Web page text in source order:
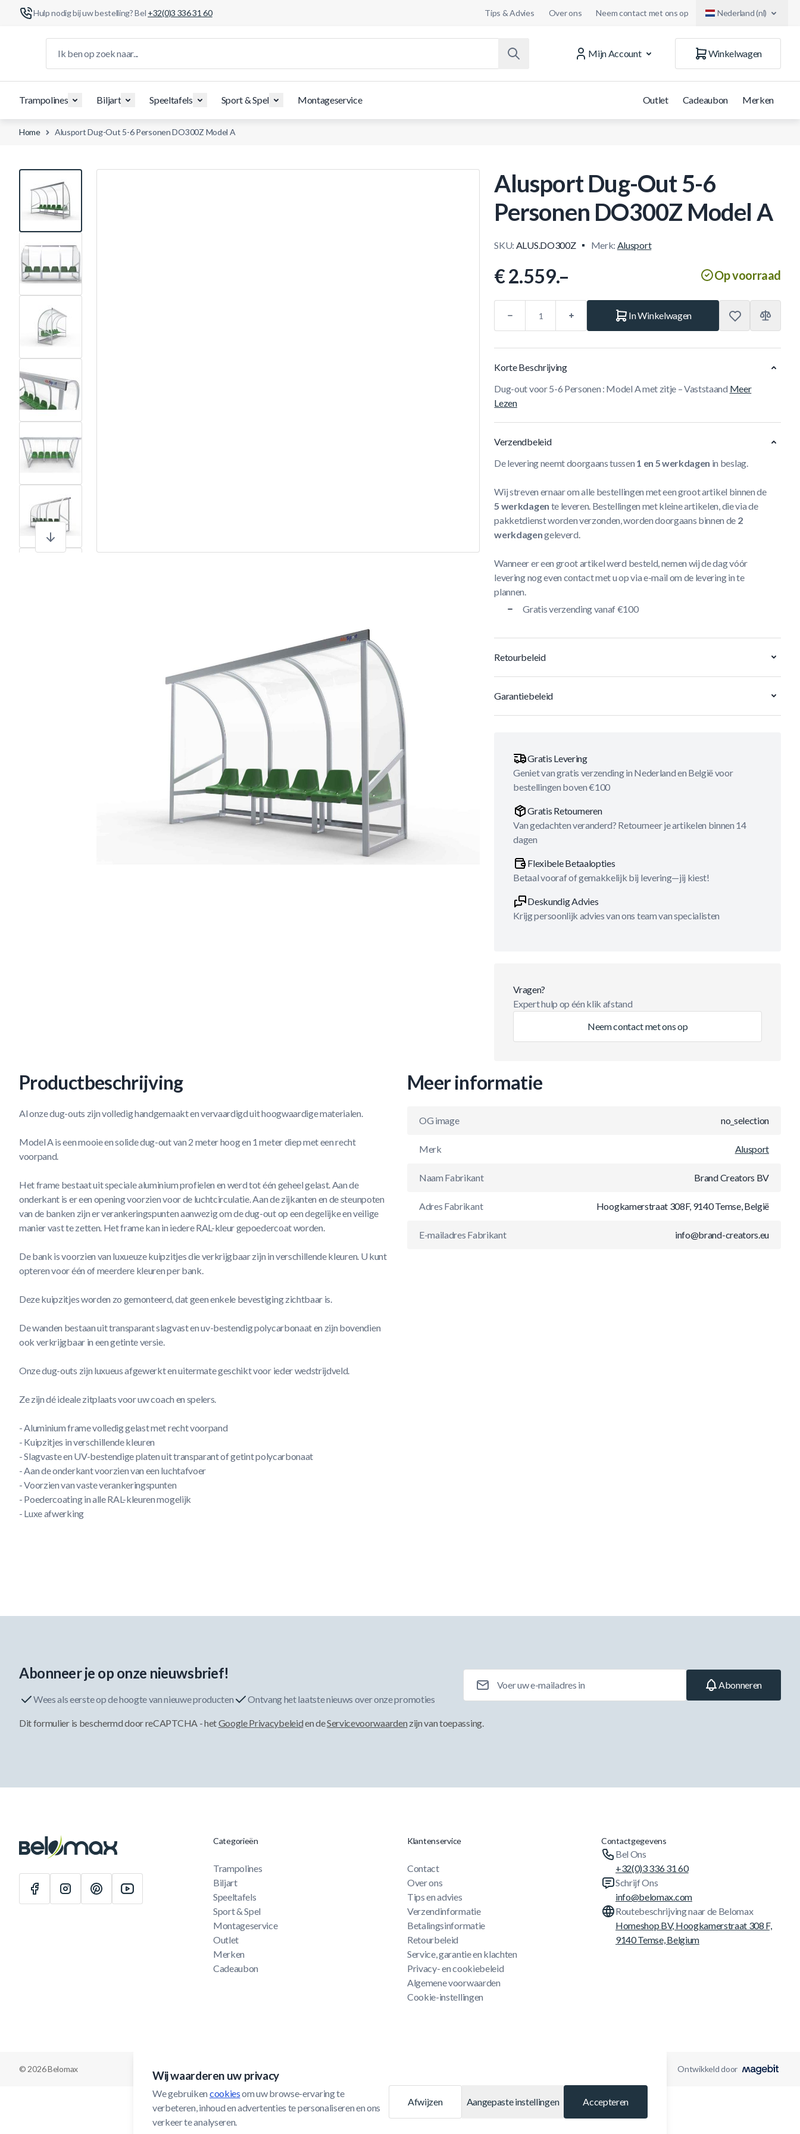
Hulp nodig bij uw bestelling? Bel +32(0)3 336 31 60 Tips & Advies Over ons Neem contact met ons op Nederland (nl)
Mijn Account
Winkelwagen
Trampolines Biljart Speeltafels Sport & Spel Montageservice Outlet Cadeaubon Merken
Home Alusport Dug-Out 5-6 Personen DO300Z Model A
View larger image
View larger image
Alusport Dug-Out 5-6
Personen DO300Z Model A
SKU: ALUS.DO300Z Merk: Alusport
€ 2.559.– Op voorraad
In Winkelwagen
Korte Beschrijving
Dug-out voor 5-6 Personen : Model A met zitje – Vaststaand Meer
Lezen
Verzendbeleid
De levering neemt doorgaans tussen 1 en 5 werkdagen in beslag.
Wij streven ernaar om alle bestellingen met een groot artikel binnen de
5 werkdagen te leveren. Bestellingen met kleine artikelen, die via de
pakketdienst worden verzonden, worden doorgaans binnen de 2
werkdagengeleverd.
Wanneer er een groot artikel werd besteld, nemen wij de dag vóór
levering nog even contact met u op via e-mail om de levering in te
plannen.
Gratis verzending vanaf €100
Retourbeleid
Garantiebeleid
Gratis Levering
Geniet van gratis verzending in Nederland en België voor
bestellingen boven €100
Gratis Retourneren
Van gedachten veranderd? Retourneer je artikelen binnen 14
dagen
Flexibele Betaalopties
Betaal vooraf of gemakkelijk bij levering—jij kiest!
Deskundig Advies
Krijg persoonlijk advies van ons team van specialisten
Vragen?
Expert hulp op één klik afstand
Neem contact met ons op
Productbeschrijving
Al onze dug-outs zijn volledig handgemaakt en vervaardigd uit hoogwaardige materialen.
Model A is een mooie en solide dug-out van 2 meter hoog en 1 meter diep met een recht
voorpand.
Het frame bestaat uit speciale aluminium profielen en werd tot één geheel gelast. Aan de
onderkant is er een opening voorzien voor de luchtcirculatie. Aan de zijkanten en de steunpoten
van de banken zijn er verankeringspunten aanwezig om de dug-out op een degelijke en veilige
manier vast te zetten. Het frame kan in iedere RAL-kleur gepoedercoat worden.
De bank is voorzien van luxueuze kuipzitjes die verkrijgbaar zijn in verschillende kleuren. U kunt
opteren voor één of meerdere kleuren per bank.
Deze kuipzitjes worden zo gemonteerd, dat geen enkele bevestiging zichtbaar is.
De wanden bestaan uit transparant slagvast en uv-bestendig polycarbonaat en zijn bovendien
ook verkrijgbaar in een getinte versie.
Onze dug-outs zijn luxueus afgewerkt en uitermate geschikt voor ieder wedstrijdveld.
Ze zijn dé ideale zitplaats voor uw coach en spelers.
- Aluminium frame volledig gelast met recht voorpand
- Kuipzitjes in verschillende kleuren
- Slagvaste en UV-bestendige platen uit transparant of getint polycarbonaat
- Aan de onderkant voorzien van een luchtafvoer
- Voorzien van vaste verankeringspunten
- Poedercoating in alle RAL-kleuren mogelijk
- Luxe afwerking
Meer informatie
OG image no_selection
Merk Alusport
Naam Fabrikant Brand Creators BV
Adres Fabrikant Hoogkamerstraat 308F, 9140 Temse, België
E-mailadres Fabrikant info@brand-creators.eu
Wij waarderen uw privacy
We gebruiken cookies om uw browse-ervaring te
verbeteren, inhoud en advertenties te personaliseren en ons
verkeer te analyseren.
Afwijzen Aangepaste instellingen Accepteren
Abonneer je op onze nieuwsbrief!
Wees als eerste op de hoogte van nieuwe producten Ontvang het laatste nieuws over onze promoties
Abonneren
Dit formulier is beschermd door reCAPTCHA - hetGoogle Privacybeleiden deServicevoorwaarden zijn van toepassing.
Categorieën
Trampolines
Biljart
Speeltafels
Sport & Spel
Montageservice
Outlet
Merken
Cadeaubon
Klantenservice
Contact
Over ons
Tips en advies
Verzendinformatie
Betalingsinformatie
Retourbeleid
Service, garantie en klachten
Privacy- en cookiebeleid
Algemene voorwaarden
Cookie-instellingen
Contactgegevens
Bel Ons
+32(0)3 336 31 60
Schrijf Ons
info@belomax.com
Routebeschrijving naar de Belomax
Homeshop BV, Hoogkamerstraat 308 F,
9140 Temse, Belgium
© 2026 Belomax Ontwikkeld door